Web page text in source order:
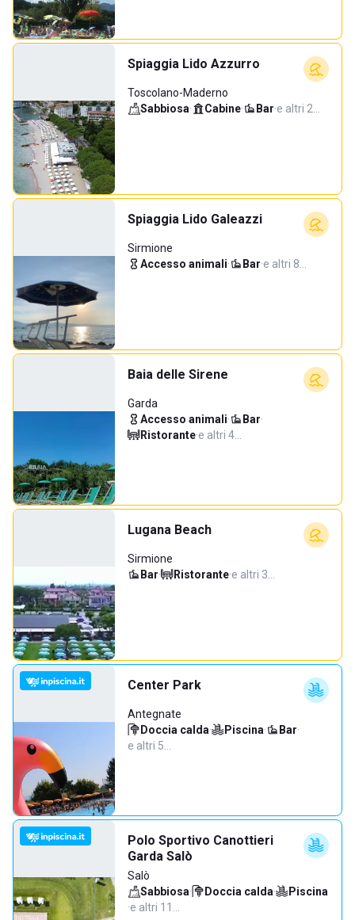
Spiaggia Lido Azzurro
Toscolano-Maderno
Sabbiosa· Cabine· Bar·e altri 2…
Spiaggia Lido Galeazzi
Sirmione
Accesso animali· Bar·e altri 8…
Baia delle Sirene
Garda
Accesso animali· Bar·
Ristorante·e altri 4…
Lugana Beach
Sirmione
Bar· Ristorante·e altri 3…
Center Park
Antegnate
Doccia calda· Piscina· Bar·
e altri 5…
Polo Sportivo Canottieri
Garda Salò
Salò
Sabbiosa· Doccia calda·
Piscina
·e altri 11…